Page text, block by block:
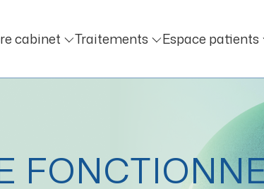
cabinet Traitements Espace patients